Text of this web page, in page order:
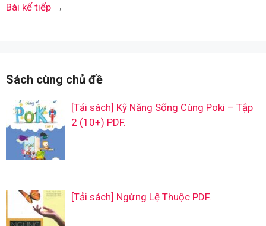
Bài kế tiếp →
Sách cùng chủ đề
[Tải sách] Kỹ Năng Sống Cùng Poki – Tập
2 (10+) PDF.
[Tải sách] Ngừng Lệ Thuộc PDF.